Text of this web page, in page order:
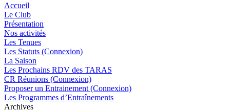
Accueil
Le Club
Présentation
Nos activités
Les Tenues
Les Statuts (Connexion)
La Saison
Les Prochains RDV des TARAS
CR Réunions (Connexion)
Proposer un Entrainement (Connexion)
Les Programmes d’Entraînements
Archives